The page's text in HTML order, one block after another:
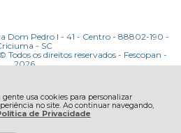
usa cookies para personalizar
no site. Ao continuar navegando,
de Privacidade
Dom Pedro I - 41 - Centro - 88802-190 -
- SC
os direitos reservados - Fescopan -
2026